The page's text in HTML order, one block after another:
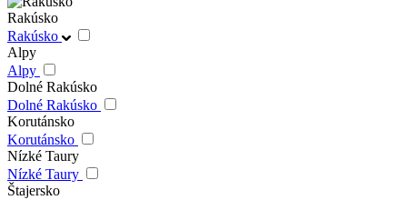
Rakúsko
Rakúsko
Alpy
Alpy
Dolné Rakúsko
Dolné Rakúsko
Korutánsko
Korutánsko
Nízké Taury
Nízké Taury
Štajersko